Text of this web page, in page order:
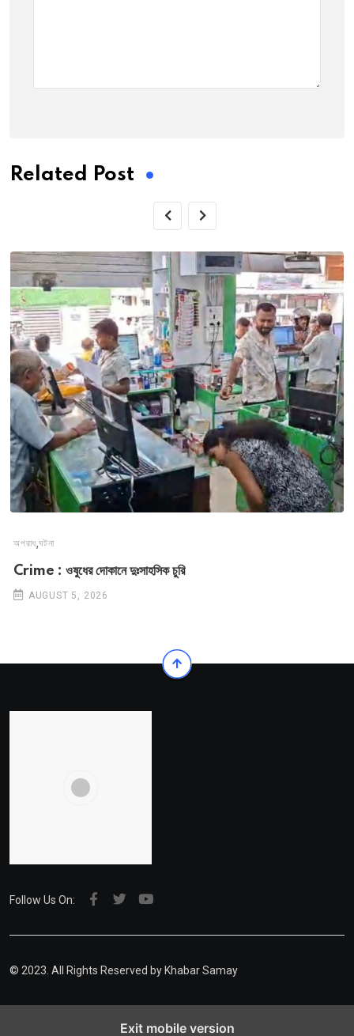
Related Post
অপরাধ,ঘটনা
Crime : ওষুধের দোকানে দুঃসাহসিক চুরি
AUGUST 5, 2026
Follow Us On:
© 2023. All Rights Reserved by Khabar Samay
Exit mobile version